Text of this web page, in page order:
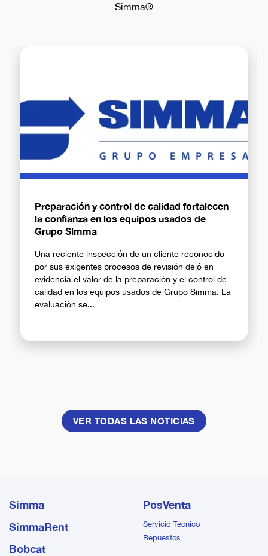
Simma®
Preparación y control de calidad fortalecen
la confianza en los equipos usados de
Grupo Simma
Una reciente inspección de un cliente reconocido
por sus exigentes procesos de revisión dejó en
evidencia el valor de la preparación y el control de
calidad en los equipos usados de Grupo Simma. La
evaluación se...
VER TODAS LAS NOTICIAS
Simma
SimmaRent
Bobcat
PosVenta
Servicio Técnico
Repuestos